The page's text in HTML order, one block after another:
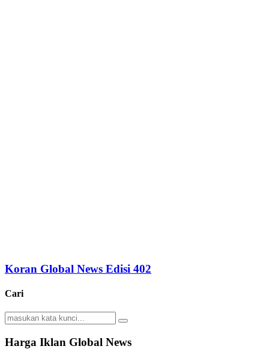
Koran Global News Edisi 402
Cari
Search
for:
Search
Harga Iklan Global News